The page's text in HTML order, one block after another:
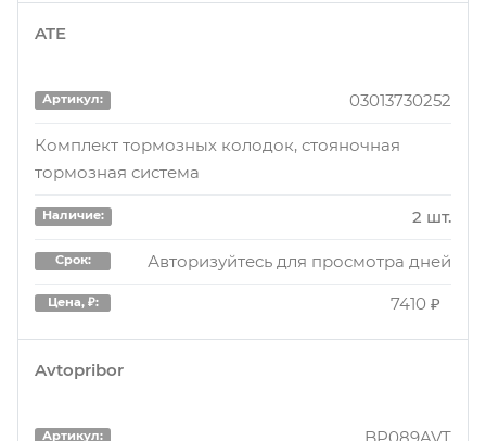
Артикул:
Срок: Авторизуйтесь для просмотра дня
Цена, ₽: 780 ₽
Наличие:
ATE
Артикул: 03013730252
Комплект тормозных колодок, стояночная
тормозная система
Наличие: 2 шт.
Срок: Авторизуйтесь для просмотра дней
Цена, ₽: 7410 ₽
Avtopribor
Артикул: